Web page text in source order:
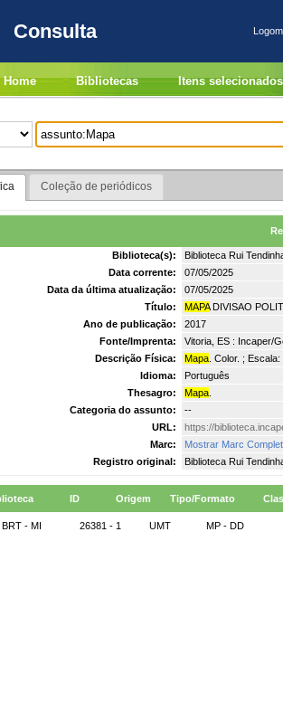
Consulta
Home Bibliotecas Itens selecionados
Coleção de periódicos
Biblioteca(s):
Biblioteca Rui
Data corrente:
07/05/2025
Data da última atualização:
07/05/2025
Título:
MAPADIVISAO
Ano de publicação:
2017
Fonte/Imprenta:
Vitoria, ES : Incaper/
Descrição Física:
Mapa . Color. ;
Idioma:
Português
Thesagro:
Mapa
Categoria do assunto:
--
URL:
https://
Marc:
Mostrar Marc
Registro original:
Biblioteca Rui
ID Origem Tipo/Formato
BRT - MI 26381 - 1 UMT MP - DD